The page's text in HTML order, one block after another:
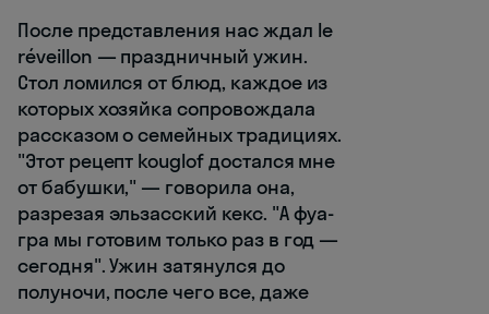
После представления нас ждал le
réveillon — праздничный ужин.
Стол ломился от блюд, каждое из
которых хозяйка сопровождала
рассказом о семейных традициях.
"Этот рецепт kouglof достался мне
от бабушки," — говорила она,
разрезая эльзасский кекс. "А фуа-
гра мы готовим только раз в год —
сегодня". Ужин затянулся до
полуночи, после чего все, даже